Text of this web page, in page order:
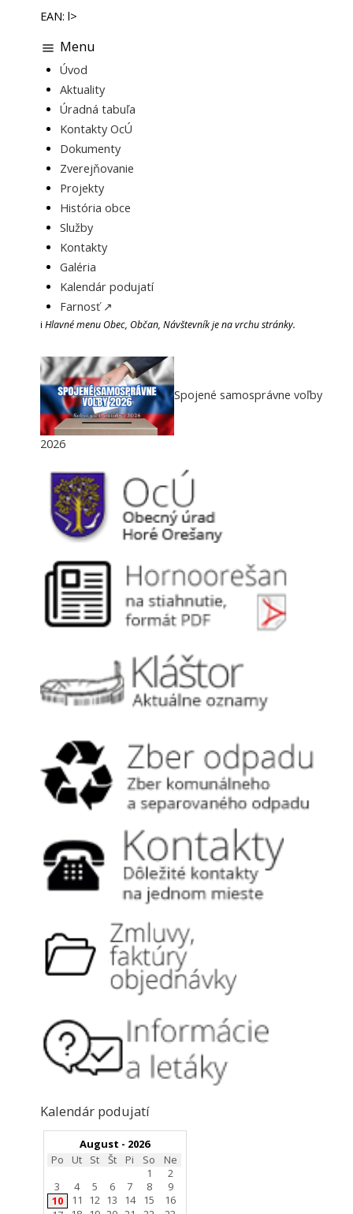
EAN: l>
Menu
Úvod
Aktuality
Úradná tabuľa
Kontakty OcÚ
Dokumenty
Zverejňovanie
Projekty
História obce
Služby
Kontakty
Galéria
Kalendár podujatí
Farnosť ↗
i Hlavné menu Obec, Občan, Návštevník je na vrchu stránky.
Spojené samosprávne voľby
2026
Kalendár podujatí
August - 2026
Po
Ut St Št Pi So
Ne
1
2
3
4 5 6 7 8
9
10
11 12 13 14 15
16